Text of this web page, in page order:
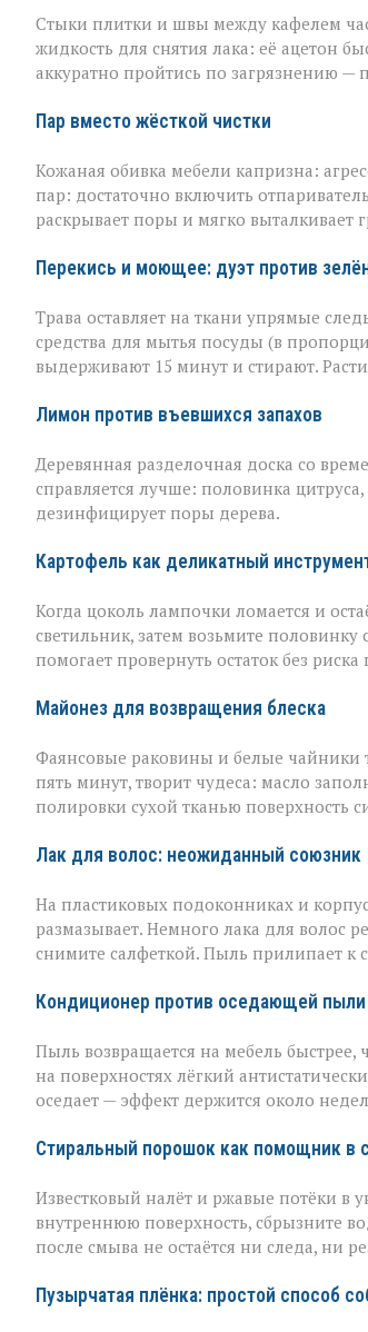
Стыки плитки и швы между кафелем
жидкость для снятия лака: её ацетон
аккуратно пройтись по загрязнению —
Пар вместо жёсткой чистки
Кожаная обивка мебели капризна:
пар: достаточно включить
раскрывает поры и мягко выталкивает
Перекись и моющее: дуэт против
Трава оставляет на ткани упрямые
средства для мытья посуды (в
выдерживают 15 минут и стирают.
Лимон против въевшихся запахов
Деревянная разделочная доска со
справляется лучше: половинка
дезинфицирует поры дерева.
Картофель как деликатный
Когда цоколь лампочки ломается и
светильник, затем возьмите
помогает провернуть остаток без
Майонез для возвращения блеска
Фаянсовые раковины и белые чайники
пять минут, творит чудеса: масло
полировки сухой тканью поверхность
Лак для волос: неожиданный союзник
На пластиковых подоконниках и
размазывает. Немного лака для волос
снимите салфеткой. Пыль прилипает к
Кондиционер против оседающей пыли
Пыль возвращается на мебель быстрее,
на поверхностях лёгкий
оседает — эффект держится около
Стиральный порошок как помощник в
Известковый налёт и ржавые потёки в
внутреннюю поверхность, сбрызните
после смыва не остаётся ни следа, ни
Пузырчатая плёнка: простой способ